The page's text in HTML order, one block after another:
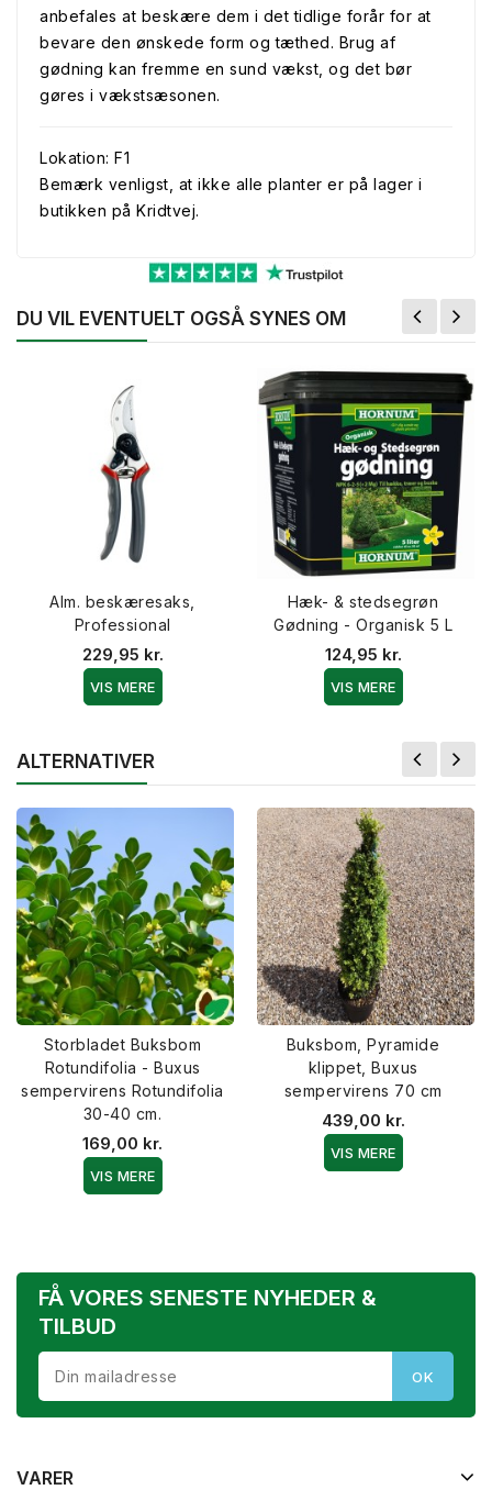
anbefales at beskære dem i det tidlige forår for at
bevare den ønskede form og tæthed. Brug af
gødning kan fremme en sund vækst, og det bør
gøres i vækstsæsonen.
Lokation: F1
Bemærk venligst, at ikke alle planter er på lager i
butikken på Kridtvej.
DU VIL EVENTUELT OGSÅ SYNES OM
Alm. beskæresaks,
Professional
229,95 kr.
VIS MERE
Hæk- & stedsegrøn
Gødning - Organisk 5 L
124,95 kr.
VIS MERE
ALTERNATIVER
Storbladet Buksbom
Rotundifolia - Buxus
sempervirens Rotundifolia
30-40 cm.
169,00 kr.
VIS MERE
Buksbom, Pyramide
klippet, Buxus
sempervirens 70 cm
439,00 kr.
VIS MERE
FÅ VORES SENESTE NYHEDER &
TILBUD
VARER